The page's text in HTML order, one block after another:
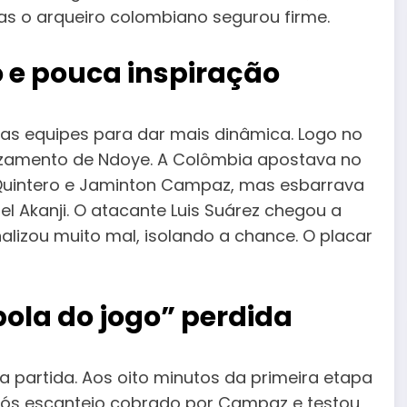
o arqueiro colombiano segurou firme.
pouca inspiração
equipes para dar mais dinâmica. Logo no
de Ndoye. A Colômbia apostava no
e Jaminton Campaz, mas esbarrava
O atacante Luis Suárez chegou a
muito mal, isolando a chance. O placar
do jogo” perdida
partida. Aos oito minutos da primeira etapa